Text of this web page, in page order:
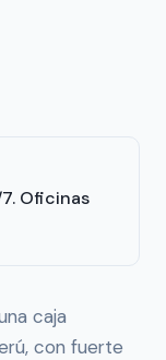
Oficinas
caja
con fuerte